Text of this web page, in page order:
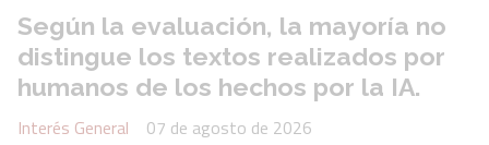
Según la evaluación, la mayoría no
distingue los textos realizados por
humanos de los hechos por la IA.
Interés General
07 de agosto de 2026